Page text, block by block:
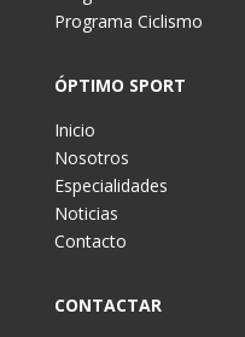
Programa Ciclismo
ÓPTIMO SPORT
Inicio
Nosotros
Especialidades
Noticias
Contacto
CONTACTAR